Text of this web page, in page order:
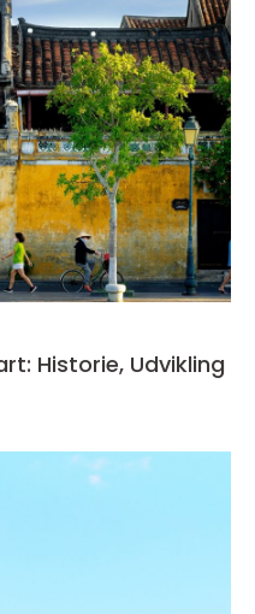
Historie, Udvikling